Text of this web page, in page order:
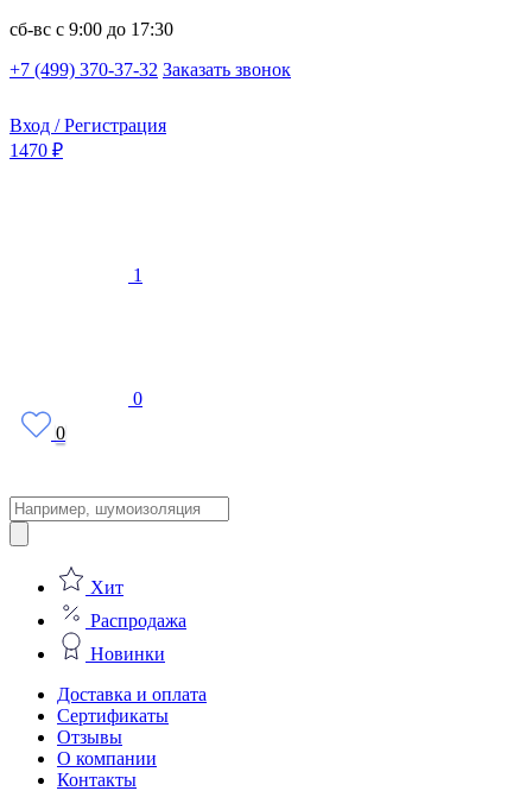
сб-вс с 9:00 до 17:30
+7 (499) 370-37-32 Заказать звонок
Вход / Регистрация
1470 ₽
1
0
0
Поиск
товаров
Хит
Распродажа
Новинки
Доставка и оплата
Сертификаты
Отзывы
О компании
Контакты